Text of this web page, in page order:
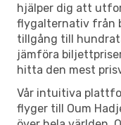
hjälper dig att
flygalternativ från
tillgång till
jämföra
hitta den mest
Vår intuitiva
flyger till Oum